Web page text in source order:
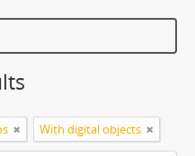
With digital objects